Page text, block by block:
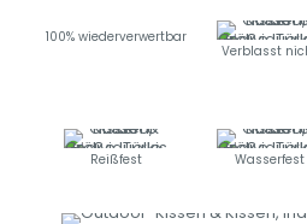
100% wiederverwertbar
Verblasst
Reißfest Wasserfest